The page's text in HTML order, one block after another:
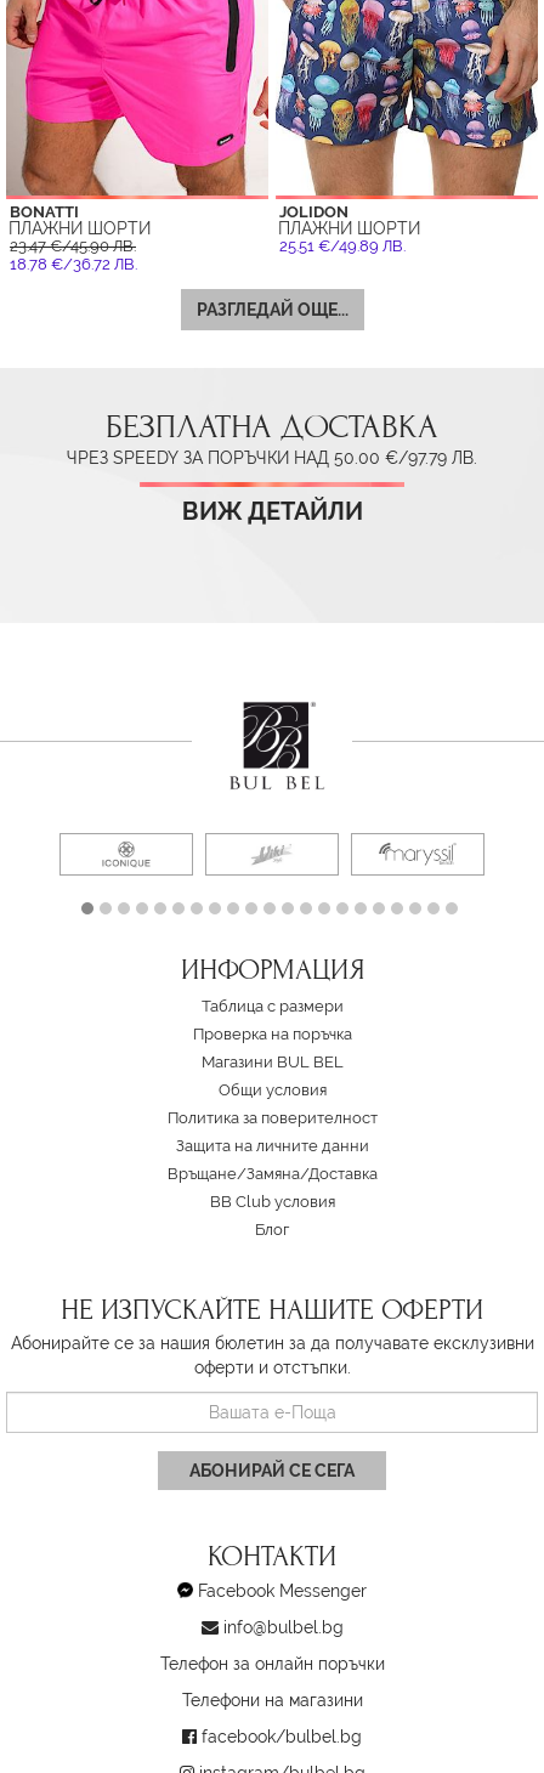
BONATTI
ПЛАЖНИ ШОРТИ
23.47 €/45.90 ЛВ.
18.78 €/36.72 ЛВ.
JOLIDON
ПЛАЖНИ ШОРТИ
25.51 €/49.89 ЛВ.
РАЗГЛЕДАЙ ОЩЕ...
БЕЗПЛАТНА ДОСТАВКА
ЧРЕЗ SPEEDY ЗА ПОРЪЧКИ НАД 50.00 €/97.79 ЛВ.
ВИЖ ДЕТАЙЛИ
ИНФОРМАЦИЯ
Таблица с размери
Проверка на поръчка
Магазини BUL BEL
Oбщи условия
Политика за поверителност
Защита на личните данни
Връщане/Замяна/Доставка
BB Club условия
Блог
НЕ ИЗПУСКАЙТЕ НАШИТЕ ОФЕРТИ
Абонирайте се за нашия бюлетин за да получавате ексклузивни
оферти и отстъпки.
АБОНИРАЙ СЕ СЕГА
КОНТАКТИ
Facebook Messenger
info@bulbel.bg
Телефон за онлайн поръчки
Телефони на магазини
facebook/bulbel.bg